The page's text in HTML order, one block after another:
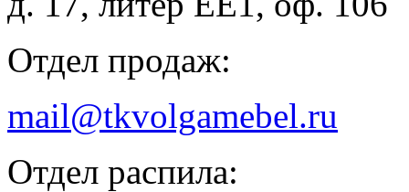
Отдел продаж:
mail@tkvolgamebel.ru
Отдел распила: